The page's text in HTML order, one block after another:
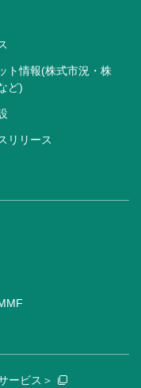
ト情報(株式市況・株
ど)
リリース
ービス＞